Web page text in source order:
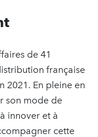
de 41
française
2021. En pleine en
son mode de
innover et à
cette